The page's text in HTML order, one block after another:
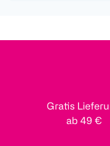
Gratis
ab 49 €